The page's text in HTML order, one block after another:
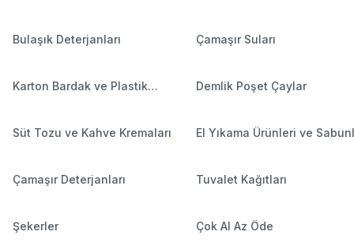
Bulaşık Deterjanları Çamaşır Suları
Karton Bardak ve Plastik
Demlik Poşet Çaylar
Süt Tozu ve Kahve Kremaları El Yıkama Ürünleri ve
Çamaşır Deterjanları Tuvalet Kağıtları
Şekerler Çok Al Az Öde